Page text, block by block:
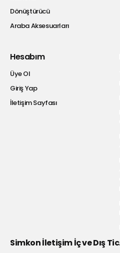
Dönüştürücü
Araba Aksesuarları
Hesabım
Üye Ol
Giriş Yap
İletişim Sayfası
Simkon İletişim İç ve Dış